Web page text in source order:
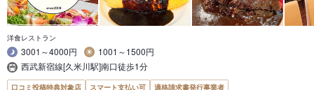
洋食レストラン
3001～4000円
1001～1500円
西武新宿線[久米川駅]南口徒歩1分
口コミ投稿特典対象店 スマート支払い可 適格請求書発行事業者